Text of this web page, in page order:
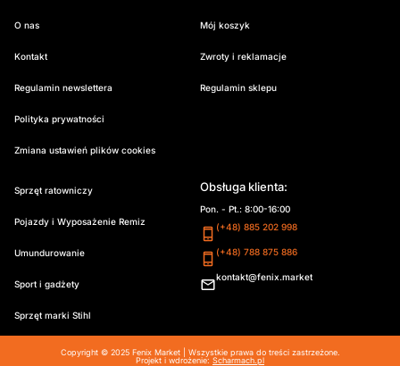
O nas
Kontakt
Regulamin newslettera
Polityka prywatności
Zmiana ustawień plików cookies
Mój koszyk
Zwroty i reklamacje
Regulamin sklepu
Sprzęt ratowniczy
Pojazdy i Wyposażenie Remiz
Umundurowanie
Sport i gadżety
Sprzęt marki Stihl
Obsługa klienta:
Pon. - Pt.: 8:00-16:00
(+48) 885 202 998
(+48) 788 875 886
kontakt@fenix.market
Copyright © 2025 Fenix Market | Wszystkie prawa do treści zastrzeżone.
Projekt i wdrożenie: Scharmach.pl